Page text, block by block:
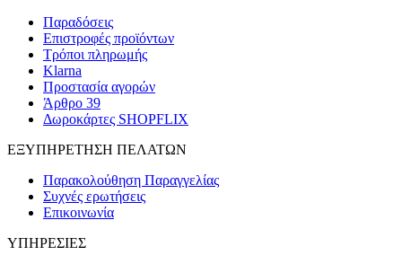
Παραδόσεις
Επιστροφές προϊόντων
Τρόποι πληρωμής
Klarna
Προστασία αγορών
Άρθρο 39
Δωροκάρτες SHOPFLIX
ΕΞΥΠΗΡΕΤΗΣΗ ΠΕΛΑΤΩΝ
Παρακολούθηση Παραγγελίας
Συχνές ερωτήσεις
Επικοινωνία
ΥΠΗΡΕΣΙΕΣ